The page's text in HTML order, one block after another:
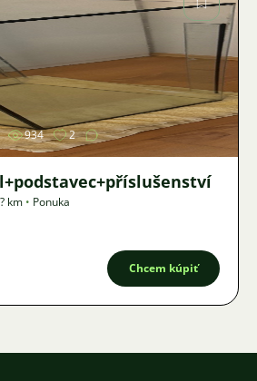
Obrázok
934 2
? km • Ponuka
Chcem kúpiť